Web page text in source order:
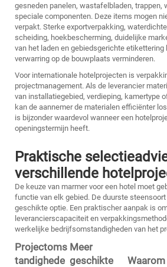
gesneden panelen, wastafelbladen, trappen,
speciale componenten. Deze items mogen
verpakt. Sterke exportverpakking,
scheiding, hoekbescherming, duidelijke
van het laden en gebiedsgerichte etikettering
verwarring op de bouwplaats verminderen.
Voor internationale hotelprojecten is
projectmanagement. Als de leverancier
van installatiegebied, verdieping, kamertype
kan de aannemer de materialen efficiënter
is bijzonder waardevol wanneer een
openingstermijn heeft.
Praktische
verschillende
De keuze van marmer voor een hotel moet
functie van elk gebied. De duurste
geschikte optie. Een praktischer aanpak is
leverancierscapaciteit en
werkelijke bedrijfsomstandigheden van het
Projectoms
tandighede
Meer
geschikte